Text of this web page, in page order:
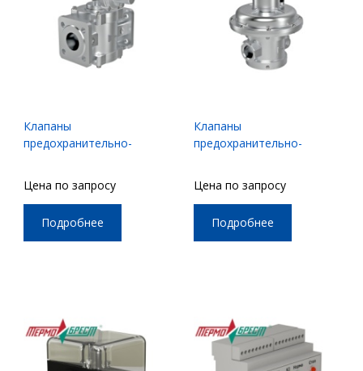
Клапаны
предохранительно-
Цена по запросу
Подробнее
Клапаны
предохранительно-
Цена по запросу
Подробнее